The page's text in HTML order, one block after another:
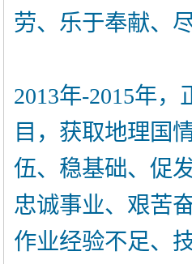
劳、乐于奉献、
2013年-2015年
目，获取地理国
伍、稳基础、促
忠诚事业、艰苦
作业经验不足、